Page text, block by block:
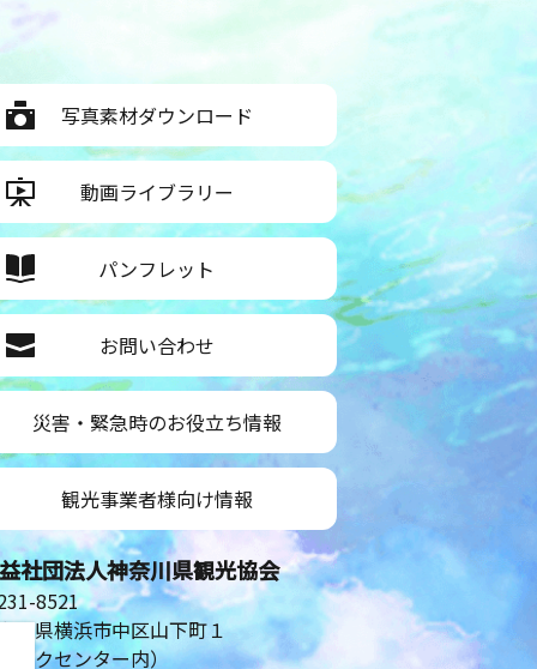
写真素材ダウンロード
動画ライブラリー
パンフレット
お問い合わせ
災害・緊急時のお役立ち情報
観光事業者様向け情報
社団法人神奈川県観光協会
8521
川県横浜市中区山下町１
シルクセンター内）